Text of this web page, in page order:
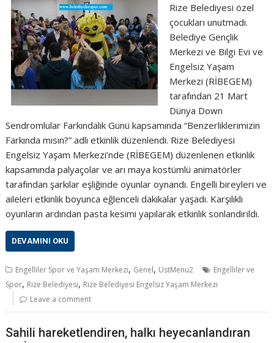
Rize Belediyesi özel
çocukları unutmadı.
Belediye Gençlik
Merkezi ve Bilgi Evi ve
Engelsiz Yaşam
Merkezi (RİBEGEM)
tarafından 21 Mart
Dünya Down
Sendromlular Farkındalık Günü kapsamında “Benzerliklerimizin
Farkında mısın?” adlı etkinlik düzenlendi. Rize Belediyesi
Engelsiz Yaşam Merkezi’nde (RİBEGEM) düzenlenen etkinlik
kapsamında palyaçolar ve arı maya kostümlü animatörler
tarafından şarkılar eşliğinde oyunlar oynandı. Engelli bireyleri ve
aileleri etkinlik boyunca eğlenceli dakikalar yaşadı. Karşılıklı
oyunların ardından pasta kesimi yapılarak etkinlik sonlandırıldı.
DEVAMINI OKU
Engelliler Spor ve Yaşam Merkezi, Genel, UstMenu2
Engelliler ve
Spor, Rize Belediyesi, Rize Belediyesi Engelsiz Yaşam Merkezi
Leave a comment
Sahili hareketlendiren, halkı heyecanlandıran